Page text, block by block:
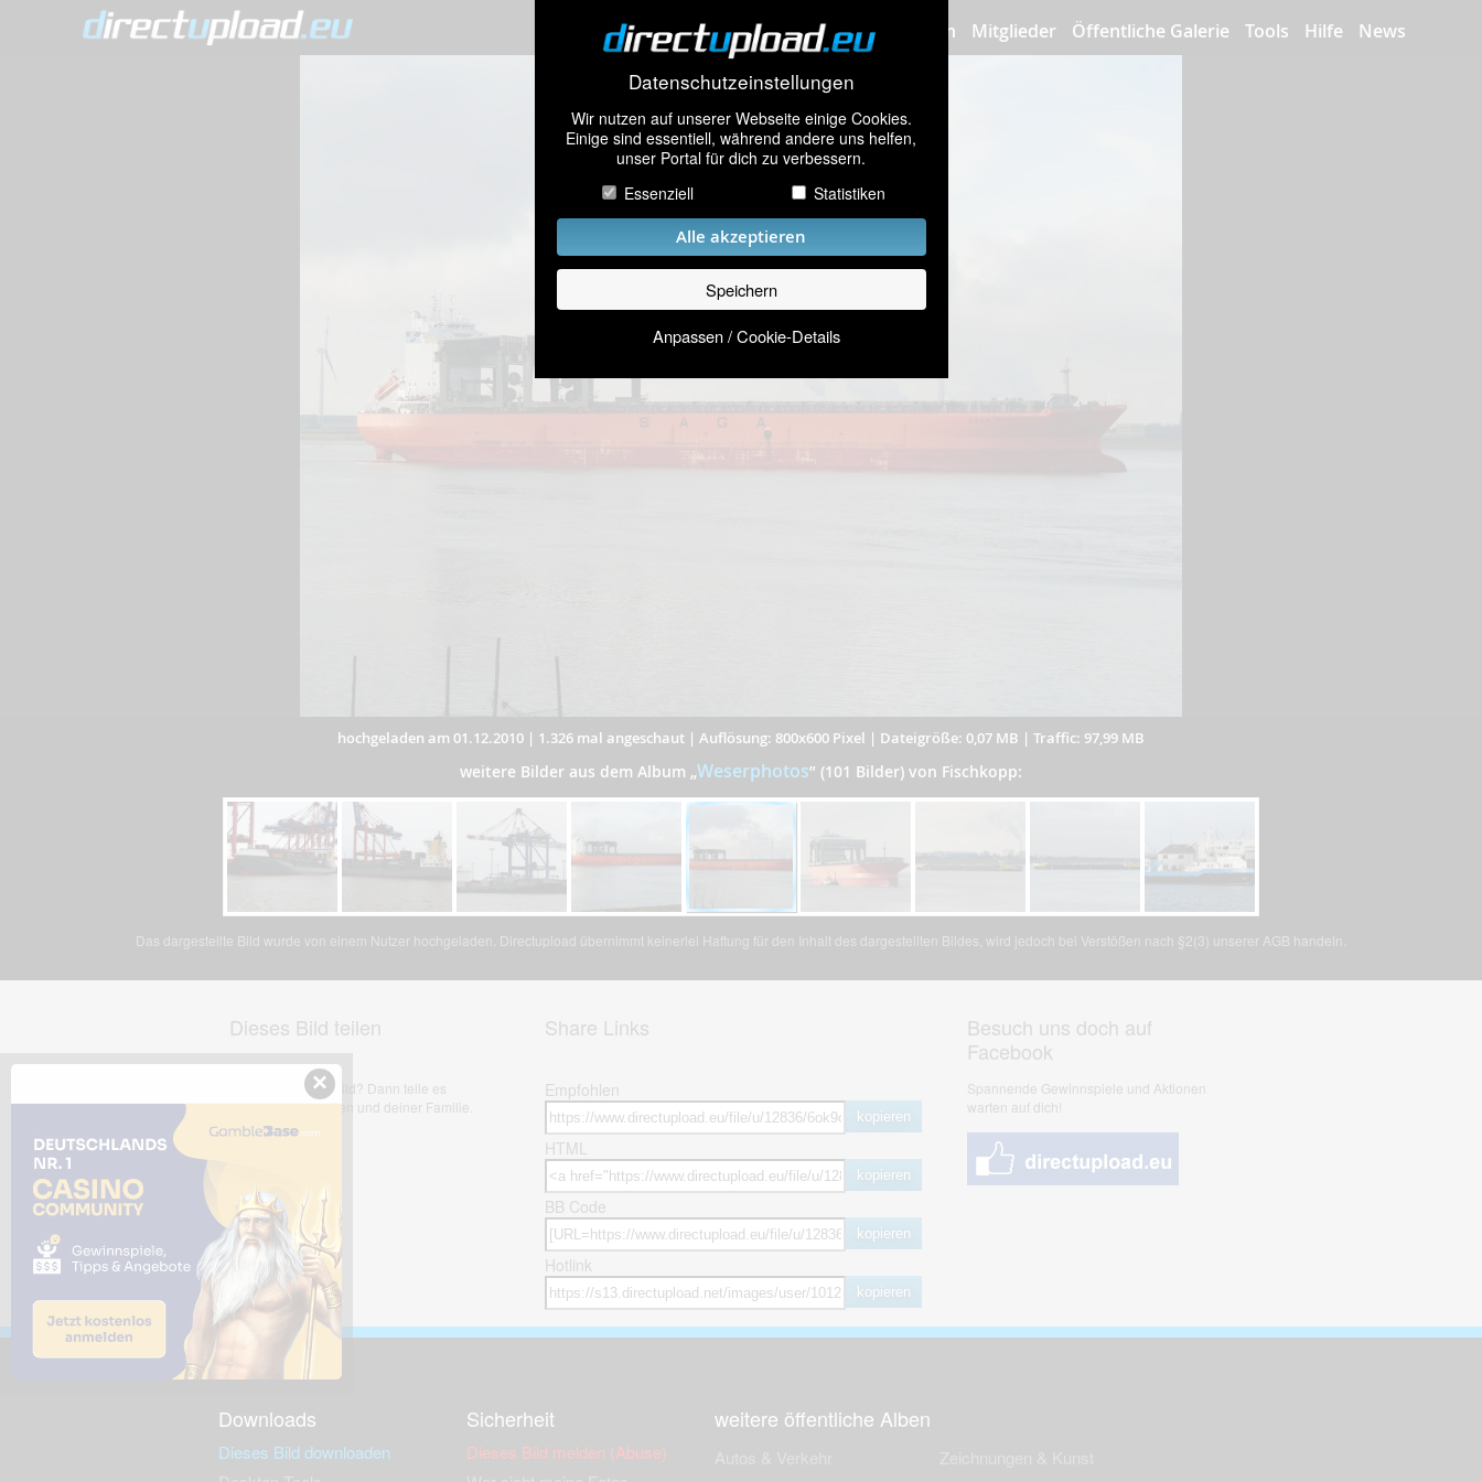
Datenschutzeinstellungen
Wir nutzen auf unserer Webseite einige Cookies.
Einige sind essentiell, während andere uns helfen,
unser Portal für dich zu verbessern.
Essenziell
Statistiken
Alle akzeptieren
Speichern
Anpassen / Cookie-Details
Bilder hochladen Mitglieder Öffentliche Galerie Tools Hilfe News
hochgeladen am 01.12.2010 | 1.326 mal angeschaut | Auflösung: 800x600 Pixel | Dateigröße: 0,07 MB | Traffic: 97,99 MB
weitere Bilder aus dem Album „Weserphotos” (101 Bilder) von Fischkopp:
Das dargestellte Bild wurde von einem Nutzer hochgeladen. Directupload übernimmt keinerlei Haftung für den Inhalt des dargestellten Bildes, wird jedoch bei Verstößen nach §2(3) unserer AGB handeln.
Dieses Bild teilen
Dir gefällt dieses Bild? Dann teile es
mit deinen Freunden und deiner Familie.
Share Links
Empfohlen
kopieren
HTML
kopieren
BB Code
kopieren
Hotlink
kopieren
Besuch uns doch auf
Facebook
Spannende Gewinnspiele und Aktionen
warten auf dich!
Downloads
Dieses Bild downloaden
Sicherheit
Dieses Bild melden (Abuse)
weitere öffentliche Alben
×